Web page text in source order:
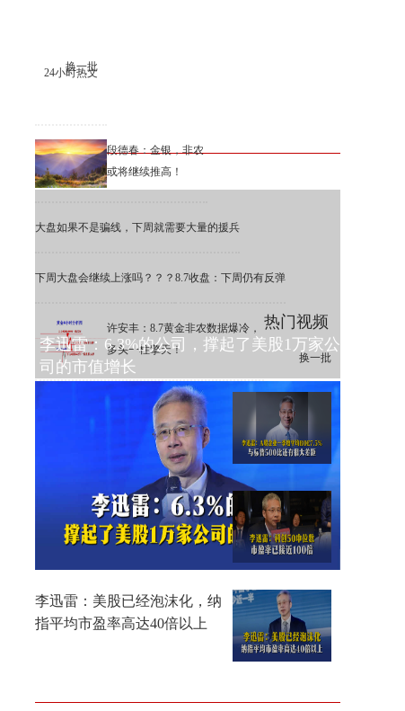
24小时热文
换一批
段德春：金银，非农
或将继续推高！
大盘如果不是骗线，下周就需要大量的援兵
下周大盘会继续上涨吗？？？ 8.7收盘：下周仍有反弹
许安丰：8.7黄金非农数据爆冷，
多头一柱擎天！
热门视频
换一批
李迅雷：6.3%的公司，撑起了美股1万家公
司的市值增长
李迅雷：A股一季度平均ROE
为7.5%，远低于标普500
李迅雷：科创50中位数市盈率
已接近100倍
李迅雷：美股已经泡沫化，纳
指平均市盈率高达40倍以上